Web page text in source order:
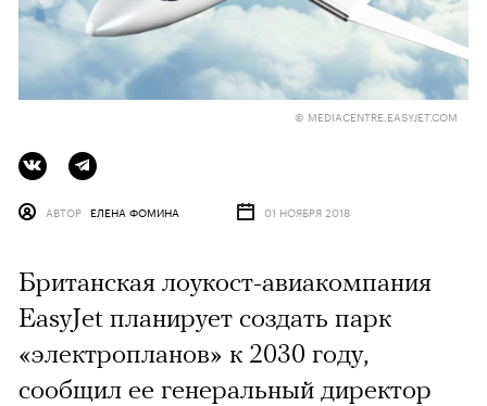
© MEDIACENTRE.EASYJET.COM
АВТОР ЕЛЕНА ФОМИНА 01 НОЯБРЯ 2018
Британская лоукост-авиакомпания
EasyJet планирует создать парк
«электропланов» к 2030 году,
сообщил ее генеральный директор